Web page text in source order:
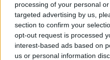
processing of your personal
targeted advertising by us,
section to confirm your
opt-out request is processed
interest-based ads based on
us or personal information